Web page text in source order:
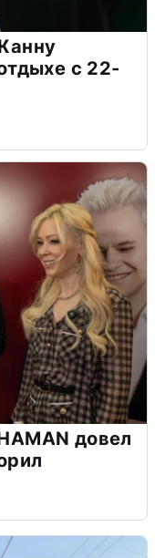
с 22-
довел